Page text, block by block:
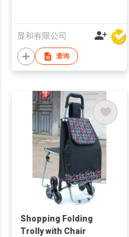
显和有限公司
查询
Shopping Folding
Trolly with Chair